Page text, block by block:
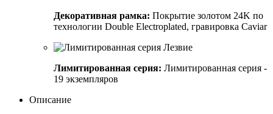
Декоративная рамка: Покрытие золотом 24K по
технологии Double Electroplated, гравировка Caviar
Лимитированная серия: Лимитированная серия -
19 экземпляров
Описание